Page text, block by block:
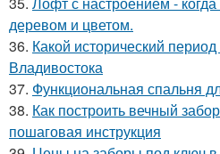
деревом и цветом.
36. Какой исторический
Владивостока
37. Функциональная спальня
38. Как построить вечный
пошаговая инструкция